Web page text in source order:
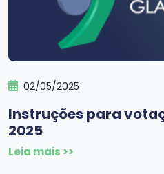
02/05/2025
Instruções para
2025
Leia mais >>